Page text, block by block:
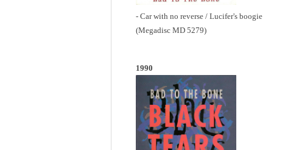
- Car with no reverse / Lucifer's boogie
(Megadisc MD 5279)
1990